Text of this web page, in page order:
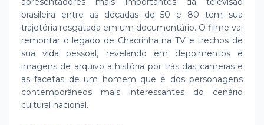
brasileira entre as décadas de 50 e 80 tem sua
trajetória resgatada em um documentário. O filme vai
remontar o legado de Chacrinha na TV e trechos de
sua vida pessoal, revelando em depoimentos e
imagens de arquivo a história por trás das cameras e
as facetas de um homem que é dos personagens
contemporâneos mais interessantes do cenário
cultural nacional.